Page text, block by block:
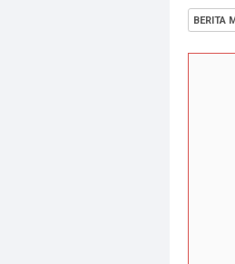
BERITA